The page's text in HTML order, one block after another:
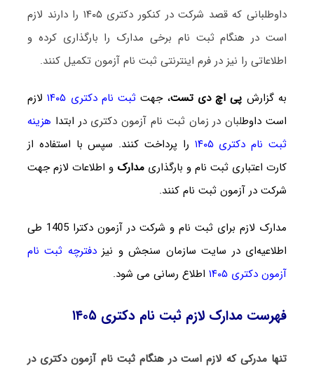
داوطلبانی که قصد شرکت در کنکور دکتری ۱۴۰۵ را دارند لازم
است در هنگام ثبت نام برخی مدارک را بارگذاری کرده و
اطلاعاتی را نیز در فرم اینترنتی ثبت نام آزمون تکمیل کنند.
به گزارش پی اچ دی تست، جهت ثبت نام دکتری ۱۴۰۵
لازم
است داوطلبان در زمان ثبت نام آزمون دکتری در ابتدا هزینه
ثبت نام دکتری ۱۴۰۵
را پرداخت کنند. سپس با استفاده از
کارت اعتباری ثبت نام و بارگذاری مدارک و اطلاعات لازم جهت
شرکت در آزمون ثبت نام کنند.
مدارک لازم برای ثبت نام و شرکت در آزمون دکترا 1405 طی
اطلاعیه‌ای در سایت سازمان سنجش و نیزدفترچه ثبت نام
آزمون دکتری ۱۴۰۵
اطلاع رسانی می شود.
فهرست مدارک لازم ثبت نام دکتری ۱۴۰۵
تنها مدرکی که لازم است در هنگام ثبت نام آزمون دکتری در